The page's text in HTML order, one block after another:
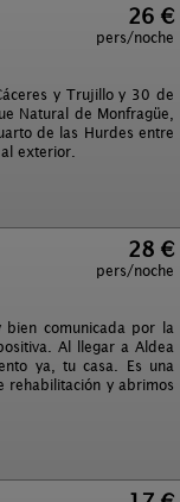
26 €
pers/noche
y Trujillo y 30 de
Natural de Monfragüe,
de las Hurdes entre
exterior.
28 €
pers/noche
bien comunicada por la
Al llegar a Aldea
ya, tu casa. Es una
rehabilitación y abrimos